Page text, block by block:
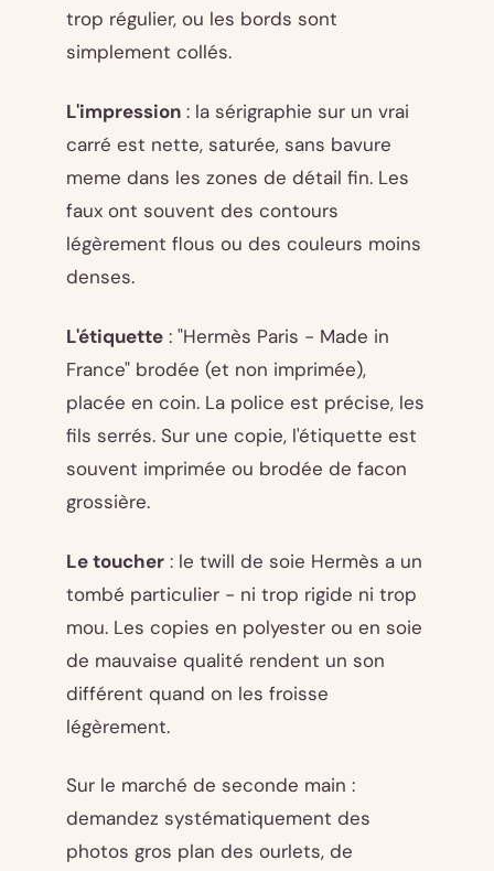
trop régulier, ou les bords sont
simplement collés.
L'impression : la sérigraphie sur un vrai
carré est nette, saturée, sans bavure
meme dans les zones de détail fin. Les
faux ont souvent des contours
légèrement flous ou des couleurs moins
denses.
L'étiquette : "Hermès Paris - Made in
France" brodée (et non imprimée),
placée en coin. La police est précise, les
fils serrés. Sur une copie, l'étiquette est
souvent imprimée ou brodée de facon
grossière.
Le toucher : le twill de soie Hermès a un
tombé particulier - ni trop rigide ni trop
mou. Les copies en polyester ou en soie
de mauvaise qualité rendent un son
différent quand on les froisse
légèrement.
Sur le marché de seconde main :
demandez systématiquement des
photos gros plan des ourlets, de